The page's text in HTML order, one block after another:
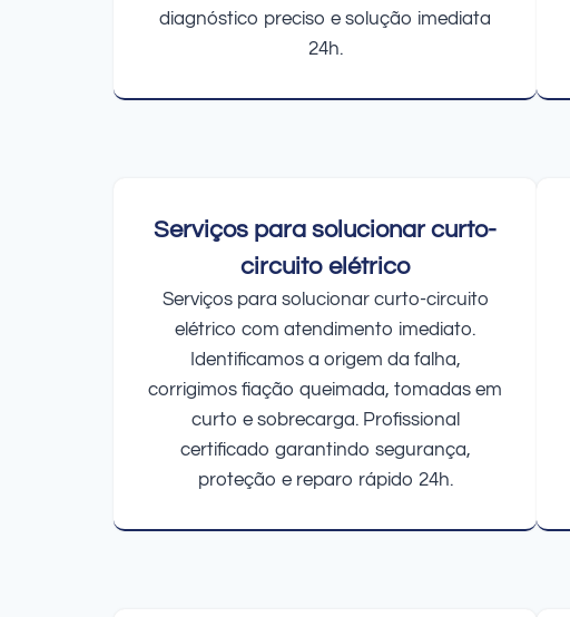
diagnóstico preciso e solução imediata
24h.
Serviços para solucionar curto-
circuito elétrico
Serviços para solucionar curto-circuito
elétrico com atendimento imediato.
Identificamos a origem da falha,
corrigimos fiação queimada, tomadas em
curto e sobrecarga. Profissional
certificado garantindo segurança,
proteção e reparo rápido 24h.